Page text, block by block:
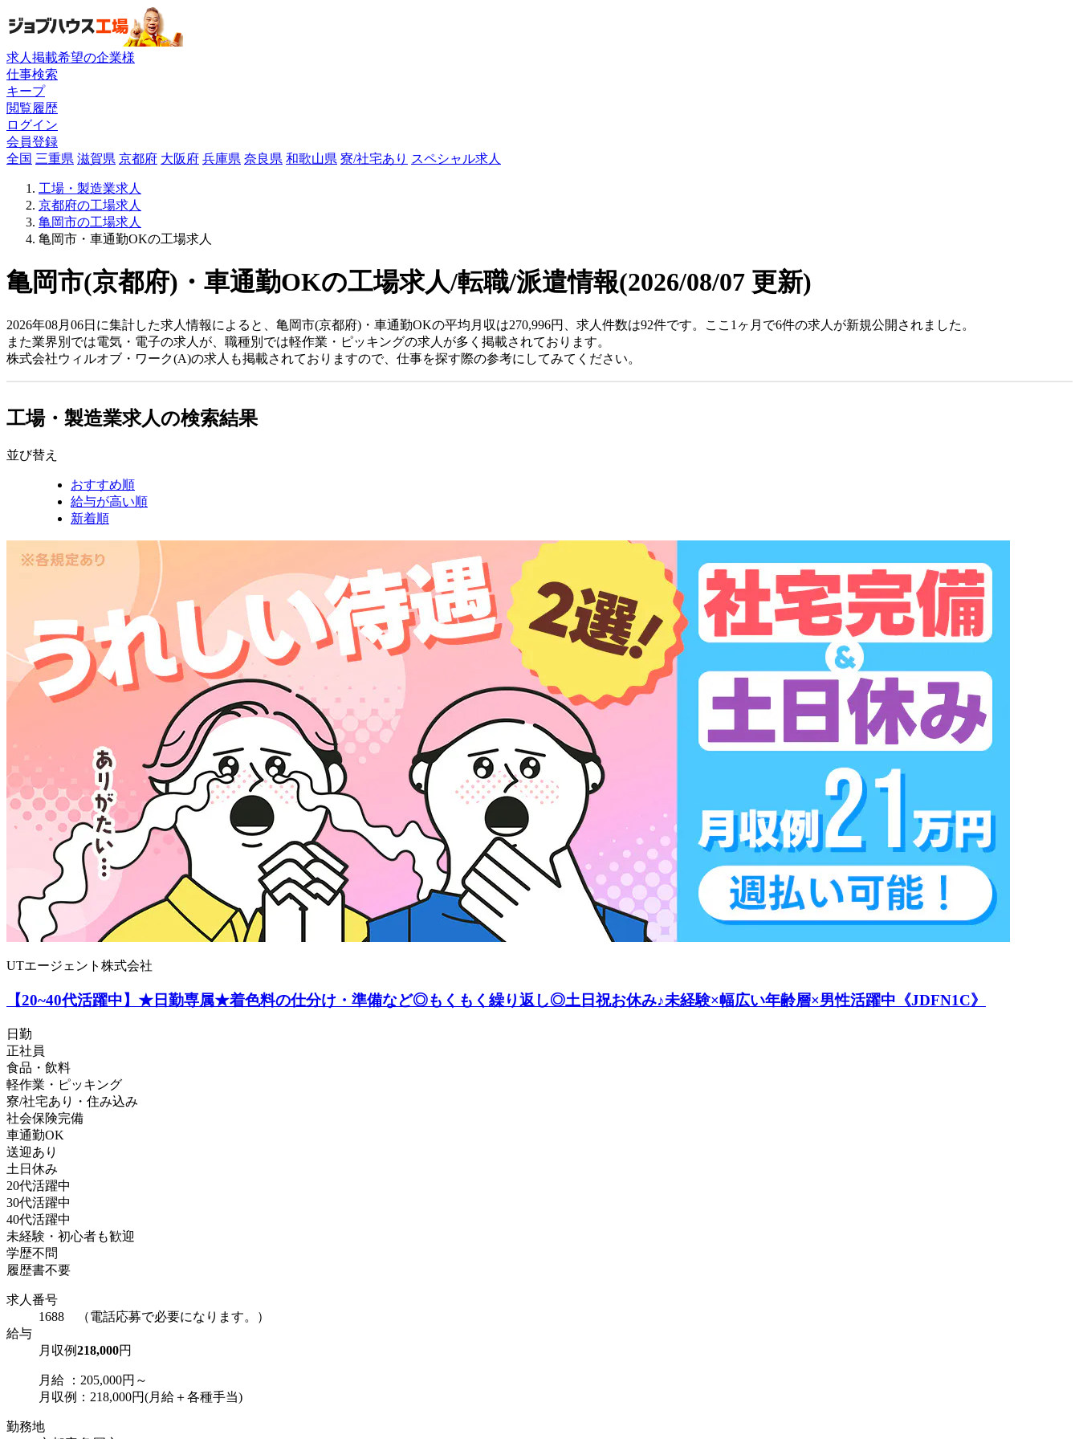
求人掲載希望の企業様
仕事検索
キープ
閲覧履歴
ログイン
会員登録
全国 三重県 滋賀県 京都府 大阪府 兵庫県 奈良県 和歌山県 寮/社宅あり スペシャル求人
工場・製造業求人
京都府の工場求人
亀岡市の工場求人
亀岡市・車通勤OKの工場求人
亀岡市(京都府)・車通勤OKの工場求人/転職/派遣情報(2026/08/07 更新)
2026年08月06日に集計した求人情報によると、亀岡市(京都府)・車通勤OKの平均月収は270,996円、求人件数は92件です。ここ1ヶ月で6件の求人が新規公開されました。
また業界別では電気・電子の求人が、職種別では軽作業・ピッキングの求人が多く掲載されております。
株式会社ウィルオブ・ワーク(A)の求人も掲載されておりますので、仕事を探す際の参考にしてみてください。
工場・製造業求人の検索結果
並び替え
おすすめ順
給与が高い順
新着順
UTエージェント株式会社
【20~40代活躍中】★日勤専属★着色料の仕分け・準備など◎もくもく繰り返し◎土日祝お休み♪未経験×幅広い年齢層×男性活躍中《JDFN1C》
日勤
正社員
食品・飲料
軽作業・ピッキング
寮/社宅あり・住み込み
社会保険完備
車通勤OK
送迎あり
土日休み
20代活躍中
30代活躍中
40代活躍中
未経験・初心者も歓迎
学歴不問
履歴書不要
求人番号
1688 （電話応募で必要になります。）
給与
月収例218,000円
月給 ：205,000円～
月収例：218,000円(月給＋各種手当)
勤務地